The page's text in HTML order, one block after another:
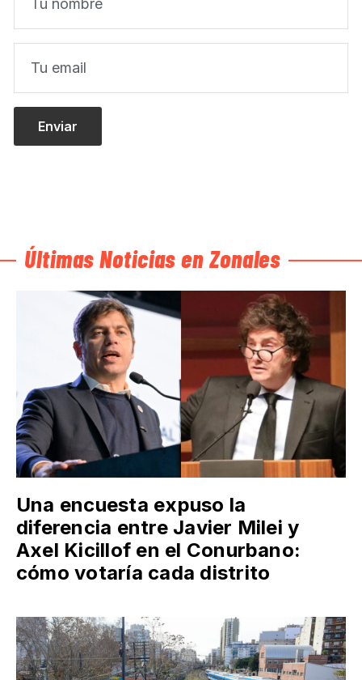
Últimas Noticias en Zonales
Una encuesta expuso la
diferencia entre Javier Milei y
Axel Kicillof en el Conurbano:
cómo votaría cada distrito